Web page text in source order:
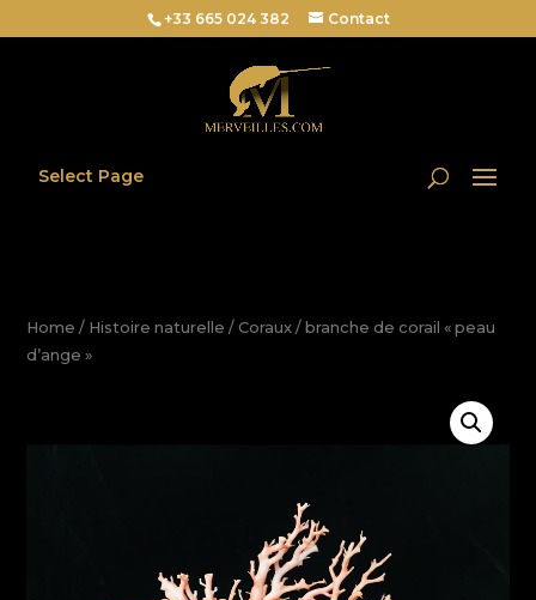
+33 665 024 382 Contact
Select Page
Home / Histoire naturelle / Coraux / branche de corail « peau
d’ange »